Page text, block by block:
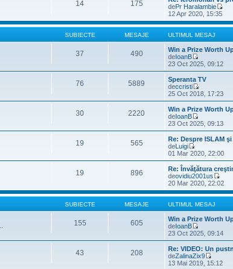
m
e
s
a
i
m
u
l
m
e
s
a
j
i
u
l
t
i
u
l
m
e
s
a
j
14 175
dePr Haralambie
e
z
u
i
m
m
s
a
12 Apr 2020, 15:35
SUBIECTE MESAJE ULTIMUL MESAJ
37 490
Win a Prize Worth
deIoanB
V
e
z
i
u
l
i
m
u
m
s
a
j
23 Oct 2025, 09:12
76 5889
Speranta TV
deccristi
V
e
z
i
u
l
i
m
u
m
e
s
a
25 Oct 2018, 17:23
30 2220
Win a Prize Worth
deIoanB
V
e
z
u
l
t
i
m
u
l
m
e
a
j
23 Oct 2025, 09:13
19 565
Re: Despre ISLAM
deLuigi
V
e
z
i
u
l
t
i
u
l
m
e
s
a
j
01 Mar 2020, 22:00
19 896
Re: Învăţătura
deovidiu2001us
V
e
z
u
l
i
m
u
l
m
e
20 Mar 2020, 22:02
SUBIECTE MESAJE ULTIMUL MESAJ
155 605
Win a Prize Worth
deIoanB
V
e
z
i
u
l
23 Oct 2025, 09:14
43 208
Re: VIDEO: Un
deZalinaZix9
V
13 Mai 2019, 15:12